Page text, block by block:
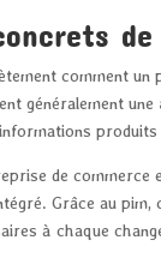
comment un
généralement une
de
Grâce au
à chaque